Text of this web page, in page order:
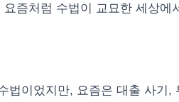
즘처럼 수법이 교묘한 세상에
법이었지만, 요즘은 대출 사기,